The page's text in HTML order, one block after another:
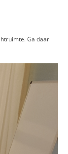
Ga daar